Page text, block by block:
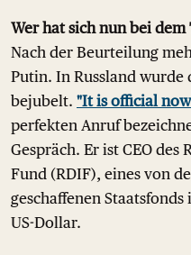
Wer hat sich nun bei
Nach der Beurteilung
Putin. In Russland wurde
bejubelt. "It is official now
perfekten Anruf
Gespräch. Er ist CEO
Fund (RDIF), eines von
geschaffenen
US-Dollar.